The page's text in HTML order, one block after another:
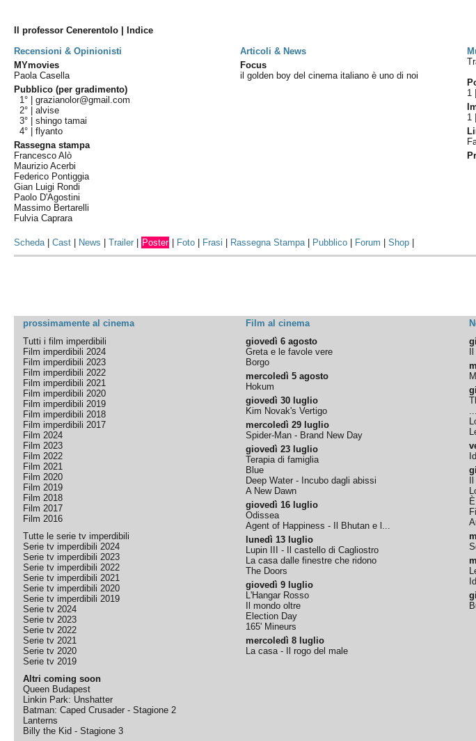
Il professor Cenerentolo | Indice
Recensioni & Opinionisti
Articoli & News
MYmovies
Paola Casella
Pubblico (per gradimento)
1° |grazianolor@gmail.com
2° |alvise
3° |shingo tamai
4° |flyanto
Rassegna stampa
Francesco Alò
Maurizio Acerbi
Federico Pontiggia
Gian Luigi Rondi
Paolo D'Agostini
Massimo Bertarelli
Fulvia Caprara
Focus
il golden boy del cinema italiano è uno di noi
1
1
Scheda|Cast News |Trailer Poster Foto Frasi Rassegna Stampa| Pubblico Forum |Shop
prossimamente al cinema Film al cinema
Tutti i film imperdibili
Film imperdibili 2024
Film imperdibili 2023
Film imperdibili 2022
Film imperdibili 2021
Film imperdibili 2020
Film imperdibili 2019
Film imperdibili 2018
Film imperdibili 2017
Film 2024
Film 2023
Film 2022
Film 2021
Film 2020
Film 2019
Film 2018
Film 2017
Film 2016
Tutte le serie tv imperdibili
Serie tv imperdibili 2024
Serie tv imperdibili 2023
Serie tv imperdibili 2022
Serie tv imperdibili 2021
Serie tv imperdibili 2020
Serie tv imperdibili 2019
Serie tv 2024
Serie tv 2023
Serie tv 2022
Serie tv 2021
Serie tv 2020
Serie tv 2019
Altri coming soon
Queen Budapest
Linkin Park: Unshatter
Batman: Caped Crusader - Stagione 2
Lanterns
Billy the Kid - Stagione 3
giovedì 6 agosto
Greta e le favole vere
Borgo
mercoledì 5 agosto
Hokum
giovedì 30 luglio
Kim Novak's Vertigo
mercoledì 29 luglio
Spider-Man - Brand New Day
giovedì 23 luglio
Terapia di famiglia
Blue
Deep Water - Incubo dagli abissi
A New Dawn
giovedì 16 luglio
Odissea
Agent of Happiness - Il Bhutan e l...
lunedì 13 luglio
Lupin III - Il castello di Cagliostro
La casa dalle finestre che ridono
The Doors
giovedì 9 luglio
L'Hangar Rosso
Il mondo oltre
Election Day
165' Mineurs
mercoledì 8 luglio
La casa - Il rogo del male